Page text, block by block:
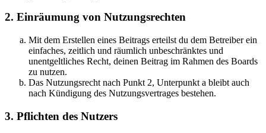
2. Einräumung von Nutzungsrechten
Mit dem Erstellen eines Beitrags erteilst du dem Betreiber ein
einfaches, zeitlich und räumlich unbeschränktes und
unentgeltliches Recht, deinen Beitrag im Rahmen des Boards
zu nutzen.
Das Nutzungsrecht nach Punkt 2, Unterpunkt a bleibt auch
nach Kündigung des Nutzungsvertrages bestehen.
3. Pflichten des Nutzers